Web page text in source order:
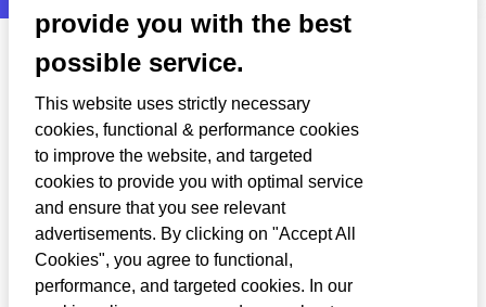
04/05/2021
Met trots maken we bekend dat Louwman
Group door het accountantskantoor
Deloitte is erkend tot Best Managed
Company 2020/2021
Hoe werkt dat?
provide you with the best
possible service.
This website uses strictly necessary
cookies, functional & performance cookies
to improve the website, and targeted
cookies to provide you with optimal service
and ensure that you see relevant
advertisements. By clicking on "Accept All
Cookies", you agree to functional,
performance, and targeted cookies. In our